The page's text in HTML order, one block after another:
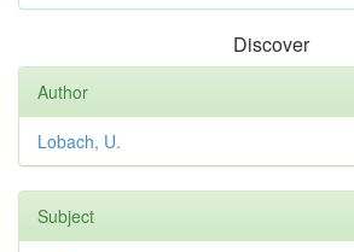
Discover
Author
Lobach, U.
Subject